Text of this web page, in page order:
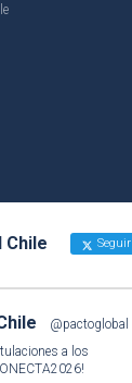
Chile Seguir
@pactoglobal
a los
!